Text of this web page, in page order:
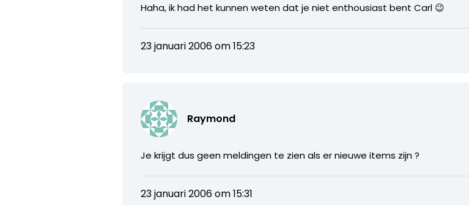
Haha, ik had het kunnen weten dat je niet enthousiast bent Carl 😉
23 januari 2006 om 15:23
Raymond
Je krijgt dus geen meldingen te zien als er nieuwe items zijn ?
23 januari 2006 om 15:31